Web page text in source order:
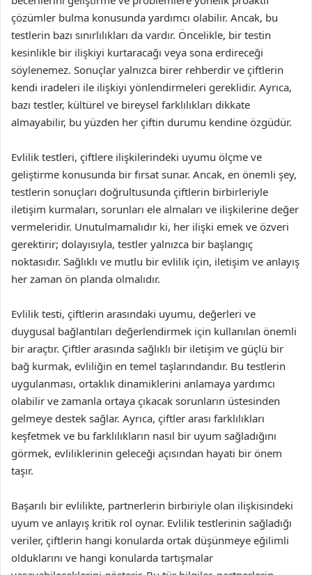
çözümler bulma konusunda yardımcı olabilir. Ancak, bu
testlerin bazı sınırlılıkları da vardır. Öncelikle, bir testin
kesinlikle bir ilişkiyi kurtaracağı veya sona erdireceği
söylenemez. Sonuçlar yalnızca birer rehberdir ve çiftlerin
kendi iradeleri ile ilişkiyi yönlendirmeleri gereklidir. Ayrıca,
bazı testler, kültürel ve bireysel farklılıkları dikkate
almayabilir, bu yüzden her çiftin durumu kendine özgüdür.
Evlilik testleri, çiftlere ilişkilerindeki uyumu ölçme ve
geliştirme konusunda bir fırsat sunar. Ancak, en önemli şey,
testlerin sonuçları doğrultusunda çiftlerin birbirleriyle
iletişim kurmaları, sorunları ele almaları ve ilişkilerine değer
vermeleridir. Unutulmamalıdır ki, her ilişki emek ve özveri
gerektirir; dolayısıyla, testler yalnızca bir başlangıç
noktasıdır. Sağlıklı ve mutlu bir evlilik için, iletişim ve anlayış
her zaman ön planda olmalıdır.
Evlilik testi, çiftlerin arasındaki uyumu, değerleri ve
duygusal bağlantıları değerlendirmek için kullanılan önemli
bir araçtır. Çiftler arasında sağlıklı bir iletişim ve güçlü bir
bağ kurmak, evliliğin en temel taşlarındandır. Bu testlerin
uygulanması, ortaklık dinamiklerini anlamaya yardımcı
olabilir ve zamanla ortaya çıkacak sorunların üstesinden
gelmeye destek sağlar. Ayrıca, çiftler arası farklılıkları
keşfetmek ve bu farklılıkların nasıl bir uyum sağladığını
görmek, evliliklerinin geleceği açısından hayati bir önem
taşır.
Başarılı bir evlilikte, partnerlerin birbiriyle olan ilişkisindeki
uyum ve anlayış kritik rol oynar. Evlilik testlerinin sağladığı
veriler, çiftlerin hangi konularda ortak düşünmeye eğilimli
olduklarını ve hangi konularda tartışmalar